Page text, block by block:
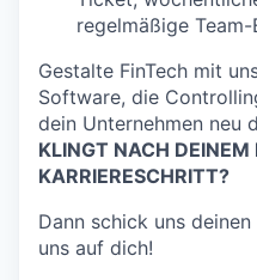
regelmäßige Team-
Gestalte FinTech mit
Software, die
dein Unternehmen neu
KLINGT NACH DEINEM
KARRIERESCHRITT?
Dann schick uns
uns auf dich!